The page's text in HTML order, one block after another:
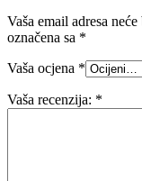
Vaša email adresa
označena sa *
Vaša ocjena *
Vaša recenzija: *